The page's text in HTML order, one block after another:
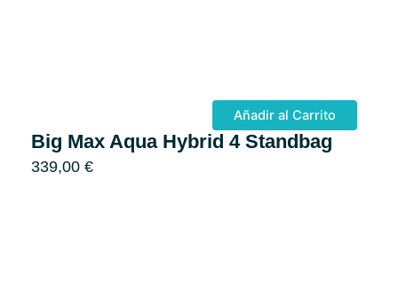
Añadir al Carrito
Big Max Aqua Hybrid 4 Standbag
339,00 €